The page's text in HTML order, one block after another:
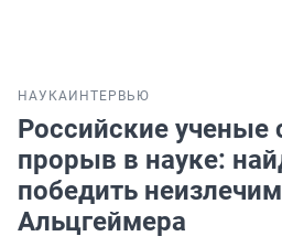
НАУКА ИНТЕРВЬЮ
Российские ученые
прорыв в науке:
победить
Альцгеймера